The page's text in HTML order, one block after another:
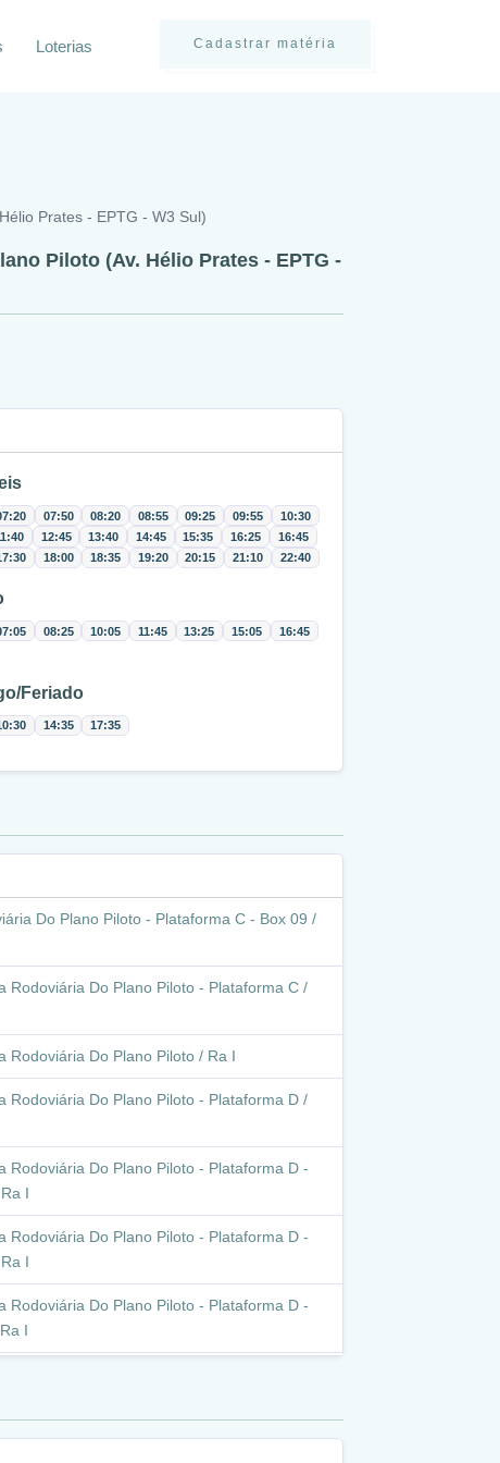
Cadastrar matéria
Loterias
Prates - EPTG - W3 Sul)
Piloto (Av. Hélio Prates - EPTG -
07:50 08:20 08:55 09:25 09:55
10:30
12:45 13:40 14:45 15:35 16:25
16:45
18:00 18:35 19:20 20:15 21:10 22:40
08:25 10:05 11:45 13:25 15:05
16:45
Feriado
14:35 17:35
Do Plano Piloto - Plataforma C - Box 09 /
Rodoviária Do Plano Piloto - Plataforma C /
Rodoviária Do Plano Piloto / Ra I
Rodoviária Do Plano Piloto - Plataforma D /
Rodoviária Do Plano Piloto - Plataforma D -
I
Rodoviária Do Plano Piloto - Plataforma D -
I
Rodoviária Do Plano Piloto - Plataforma D -
I
Rodoviária Do Plano Piloto - Plataforma D -